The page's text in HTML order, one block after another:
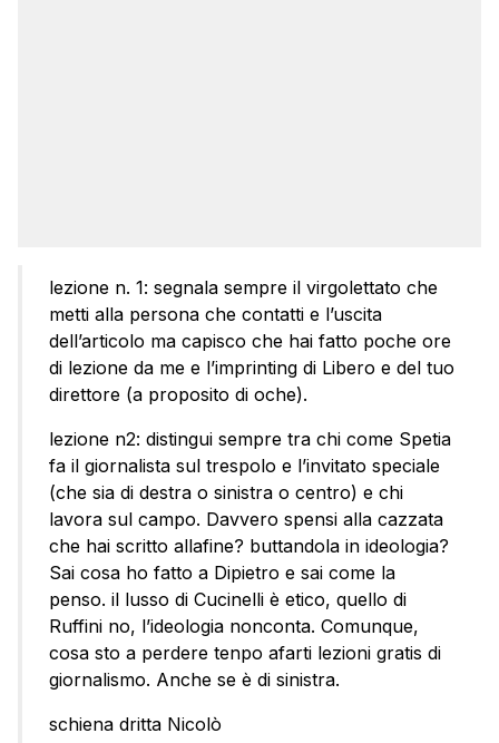
lezione n. 1: segnala sempre il virgolettato che
metti alla persona che contatti e l’uscita
dell’articolo ma capisco che hai fatto poche ore
di lezione da me e l’imprinting di Libero e del tuo
direttore (a proposito di oche).
lezione n2: distingui sempre tra chi come Spetia
fa il giornalista sul trespolo e l’invitato speciale
(che sia di destra o sinistra o centro) e chi
lavora sul campo. Davvero spensi alla cazzata
che hai scritto allafine? buttandola in ideologia?
Sai cosa ho fatto a Dipietro e sai come la
penso. il lusso di Cucinelli è etico, quello di
Ruffini no, l’ideologia nonconta. Comunque,
cosa sto a perdere tenpo afarti lezioni gratis di
giornalismo. Anche se è di sinistra.
schiena dritta Nicolò